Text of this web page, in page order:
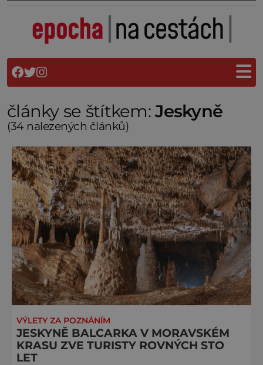
články se štítkem:Jeskyně
(34 nalezených článků)
VÝLETY ZA POZNÁNÍM
JESKYNĚ BALCARKA V MORAVSKÉM
KRASU ZVE TURISTY ROVNÝCH STO
LET